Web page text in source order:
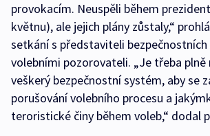
provokacím. Neuspěli během
květnu), ale jejich plány zůstaly,“
setkání s představiteli bezpečnostních
volebními pozorovateli. „Je třeba
veškerý bezpečnostní systém, aby se
porušování volebního procesu a
teroristické činy během voleb,“ dodal